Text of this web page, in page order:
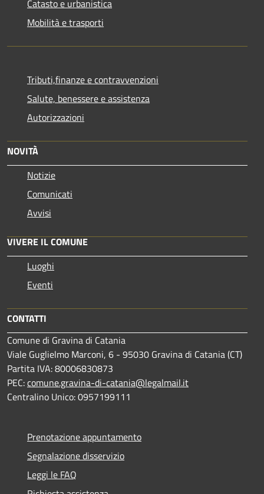
Catasto e urbanistica
Mobilità e trasporti
Tributi,finanze e contravvenzioni
Salute, benessere e assistenza
Autorizzazioni
NOVITÀ
Notizie
Comunicati
Avvisi
VIVERE IL COMUNE
Luoghi
Eventi
CONTATTI
Comune di Gravina di Catania
Viale Guglielmo Marconi, 6 - 95030 Gravina di Catania (CT)
Partita IVA: 80006830873
PEC:comune.gravina-di-catania@legalmail.it
Centralino Unico: 0957199111
Prenotazione appuntamento
Segnalazione disservizio
Leggi le FAQ